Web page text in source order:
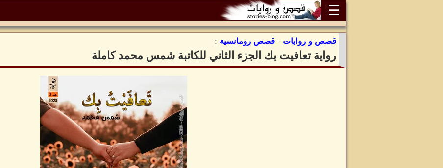
☰
قصص و روايات - قصص رومانسية :
رواية تعافيت بك الجزء الثاني للكاتبة شمس محمد كاملة